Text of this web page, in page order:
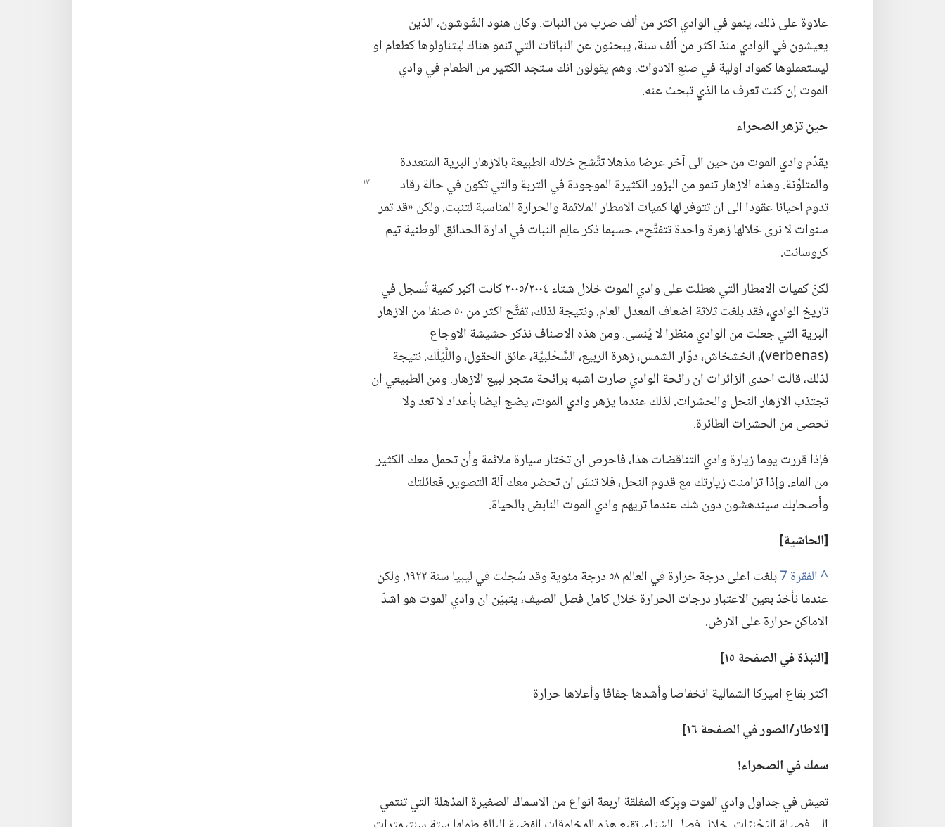
علاوة على ذلك،‏ ينمو في الوادي اكثر من ألف ضرب من النبات.‏ وكان هنود الشّوشون،‏ الذين
يعيشون في الوادي منذ اكثر من ألف سنة،‏ يبحثون عن النباتات التي تنمو هناك ليتناولوها كطعام او
ليستعملوها كمواد اولية في صنع الادوات.‏ وهم يقولون انك ستجد الكثير من الطعام في وادي
الموت إن كنت تعرف ما الذي تبحث عنه.‏
حين تزهر الصحراء
يقدّم وادي الموت من حين الى آخر عرضا مذهلا تتَّشح خلاله الطبيعة بالازهار البرية المتعددة
والمتلوِّنة.‏ وهذه الازهار تنمو منالبزور الكثيرة الموجودة في التربة والتي تكون في حالة رقاد
تدوم احيانا عقودا الى ان تتوفر لها كميات الامطار الملائمة والحرارة المناسبة لتنبت.‏ ولكن «قد تمر
سنوات لا نرى خلالها زهرة واحدة تتفتَّح»،‏ حسبما ذكر عالِم النبات في ادارة الحدائق الوطنية تيم
كروسانت.‏
لكنّ كميات الامطار التي هطلت على وادي الموت خلال شتاء ٢٠٠٤/‏٢٠٠٥ كانت اكبر كمية تُسجل في
تاريخ الوادي،‏ فقد بلغت ثلاثة اضعاف المعدل العام.‏ ونتيجة لذلك،‏ تفتَّح اكثر من ٥٠ صنفا من الازهار
البرية التي جعلت من الوادي منظرا لا يُنسى.‏ ومن هذه الاصناف نذكر حشيشة الاوجاع
(‏verbenas)‏،‏ الخشخاش،‏ دوّار الشمس،‏ زهرة الربيع،‏ السَّحْلبيَّة،‏ عائق الحقول،‏ واللَّيْلَك.‏ نتيجة
لذلك،‏ قالت احدى الزائرات ان رائحة الوادي صارت اشبه برائحة متجر لبيع الازهار.‏ ومن الطبيعي ان
تجتذب الازهار النحل والحشرات.‏ لذلك عندما يزهر وادي الموت،‏ يضج ايضا بأعداد لا تعد ولا
تحصى من الحشرات الطائرة.‏
فإذا قررت يوما زيارة وادي التناقضات هذا،‏ فاحرص ان تختار سيارة ملائمة وأن تحمل معك الكثير
من الماء.‏ وإذا تزامنت زيارتك مع قدوم النحل،‏ فلا تنسَ ان تحضر معك آلة التصوير.‏ فعائلتك
وأصحابك سيندهشون دون شك عندما تريهم وادي الموت النابض بالحياة.‏
‏[الحاشية]‏
^
بلغت اعلى درجة حرارة في العالم ٥٨ درجة مئوية وقد سُجلت في ليبيا سنة ١٩٢٢.‏ ولكن
عندما نأخذ بعين الاعتبار درجات الحرارة خلال كامل فصل الصيف،‏ يتبيّن ان وادي الموت هو اشدّ
الاماكن حرارة على الارض.‏
‏[النبذةفيالصفحة ١٥]‏
اكثر بقاع اميركا الشمالية انخفاضا وأشدها جفافا وأعلاها حرارة
‏[الاطار/‏الصورفيالصفحة ١٦]‏
سمكفيالصحراء!‏
تعيش في جداول وادي الموت وبِرَكه المغلقة اربعة انواع من الاسماك الصغيرة المذهلة التي تنتمي